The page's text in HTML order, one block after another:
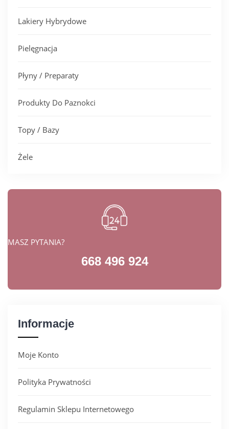
Lakiery Hybrydowe
Pielęgnacja
Płyny / Preparaty
Produkty Do Paznokci
Topy / Bazy
Żele
MASZ PYTANIA?
668 496 924
Informacje
Moje Konto
Polityka Prywatności
Regulamin Sklepu Internetowego